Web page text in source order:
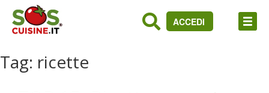
ACCEDI
Tag: ricette